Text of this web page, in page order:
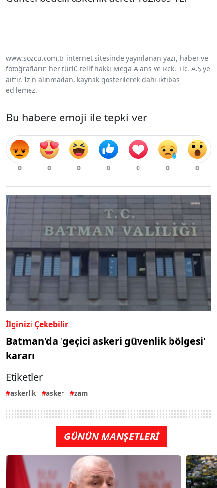
www.sozcu.com.tr internet sitesinde yayınlanan yazı, haber ve
fotoğrafların her türlü telif hakkı Mega Ajans ve Rek. Tic. A.Ş'ye
aittir. İzin alınmadan, kaynak gösterilerek dahi iktibas
edilemez.
Bu habere emoji ile tepki ver
İlginizi Çekebilir
Batman'da 'geçici askeri güvenlik bölgesi'
kararı
Etiketler
askerlik asker zam
GÜNÜN MANŞETLERİ